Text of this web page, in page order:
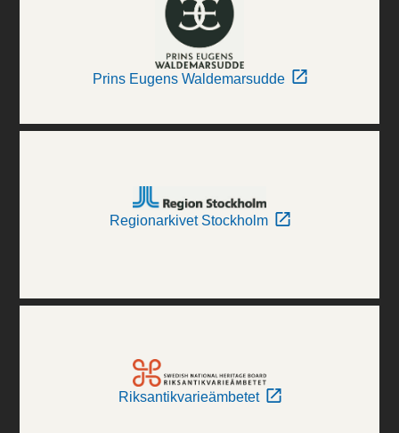
Prins Eugens Waldemarsudde
Regionarkivet Stockholm
Riksantikvarieämbetet